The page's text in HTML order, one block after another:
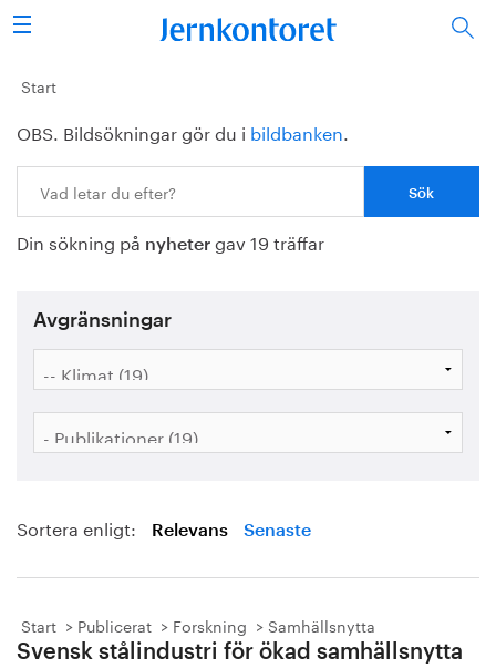
Sök
Stålindustrin
Vision 2050
Forskning/utbildning
Energi/miljö
Vi tycker
Bildbank
Start
OBS. Bildsökningar gör du i bildbanken.
Din sökning på nyheter gav 19 träffar
Avgränsningar
Sortera enligt: Relevans Senaste
Start Publicerat Forskning Samhällsnytta
Svensk stålindustri för ökad samhällsnytta